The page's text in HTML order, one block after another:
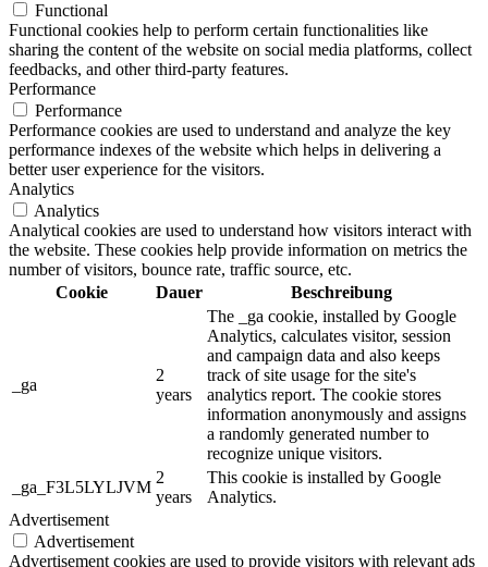
Functional
Functional cookies help to perform certain functionalities like
sharing the content of the website on social media platforms, collect
feedbacks, and other third-party features.
Performance
Performance
Performance cookies are used to understand and analyze the key
performance indexes of the website which helps in delivering a
better user experience for the visitors.
Analytics
Analytics
Analytical cookies are used to understand how visitors interact with
the website. These cookies help provide information on metrics the
number of visitors, bounce rate, traffic source, etc.
Cookie
Dauer Beschreibung
_ga
2
years
The _ga cookie, installed by Google
Analytics, calculates visitor, session
and campaign data and also keeps
track of site usage for the site's
analytics report. The cookie stores
information anonymously and assigns
a randomly generated number to
recognize unique visitors.
_ga_F3L5LYLJVM
2
years
This cookie is installed by Google
Analytics.
Advertisement
Advertisement
Advertisement cookies are used to provide visitors with relevant ads